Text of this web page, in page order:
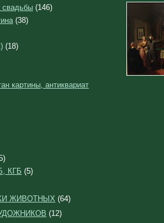
свадьбы (146)
(38)
(18)
картины, антиквариат
КГБ (5)
ЖИВОТНЫХ (64)
(12)